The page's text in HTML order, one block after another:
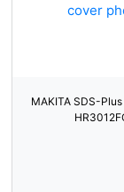
MAKITA SDS-